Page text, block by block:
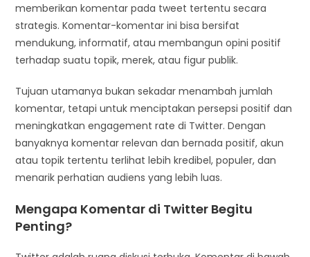
memberikan komentar pada tweet tertentu secara
strategis. Komentar-komentar ini bisa bersifat
mendukung, informatif, atau membangun opini positif
terhadap suatu topik, merek, atau figur publik.
Tujuan utamanya bukan sekadar menambah jumlah
komentar, tetapi untuk menciptakan persepsi positif dan
meningkatkan engagement rate di Twitter. Dengan
banyaknya komentar relevan dan bernada positif, akun
atau topik tertentu terlihat lebih kredibel, populer, dan
menarik perhatian audiens yang lebih luas.
Mengapa Komentar di Twitter Begitu
Penting?